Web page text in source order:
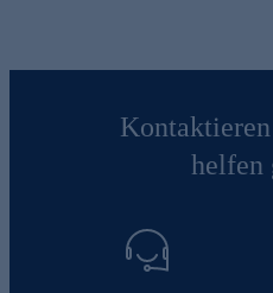
helfen